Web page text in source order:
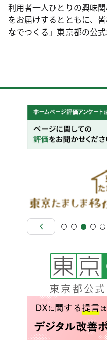
利用者一人ひとりの興味
をお届けするとともに、
なでつくる」東京都の公式